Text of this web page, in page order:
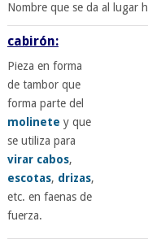
Nombre que se da al lugar
cabirón:
Pieza en forma
de tambor que
forma parte del
molinete y que
se utiliza para
virar cabos,
escotas, drizas,
etc. en faenas de
fuerza.